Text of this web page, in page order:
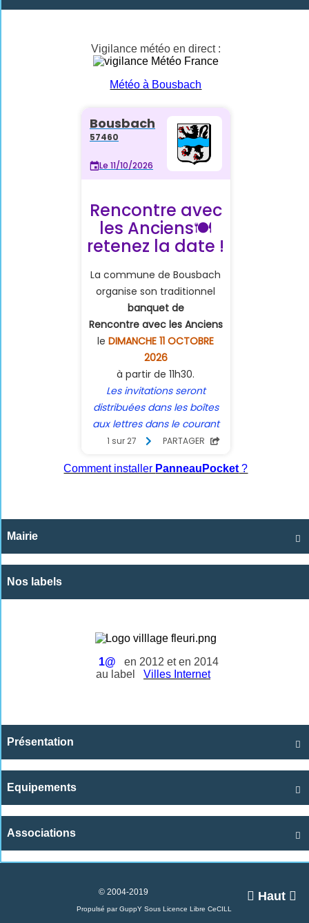
Vigilance météo en direct :
Météo à Bousbach
Comment installer PanneauPocket ?

Mairie
Nos labels
1@
en 2012 et en 2014
au label
Villes Internet

Présentation

Equipements

Associations
 Haut 
© 2004-2019
Propulsé par GuppYSous Licence Libre CeCILL